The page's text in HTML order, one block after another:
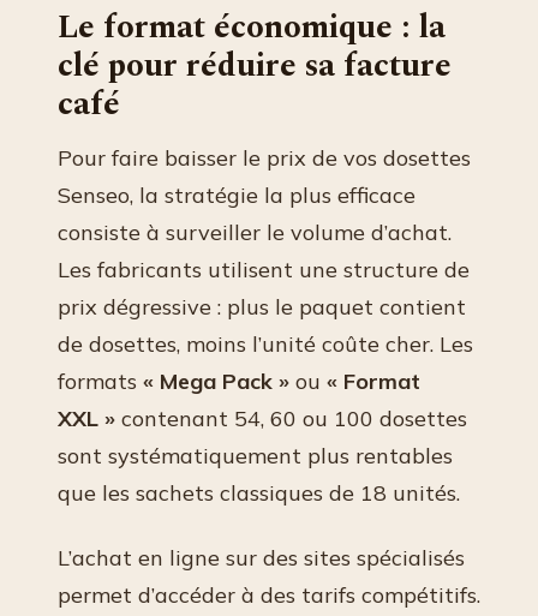
Le format économique : la
clé pour réduire sa facture
café
Pour faire baisser le prix de vos dosettes
Senseo, la stratégie la plus efficace
consiste à surveiller le volume d’achat.
Les fabricants utilisent une structure de
prix dégressive : plus le paquet contient
de dosettes, moins l’unité coûte cher. Les
formats « Mega Pack » ou « Format
XXL » contenant 54, 60 ou 100 dosettes
sont systématiquement plus rentables
que les sachets classiques de 18 unités.
L’achat en ligne sur des sites spécialisés
permet d’accéder à des tarifs compétitifs.